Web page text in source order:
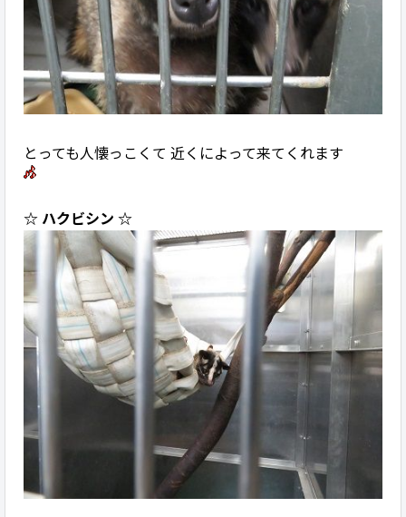
とっても人懐っこくて 近くによって来てくれます
☆ ハクビシン ☆